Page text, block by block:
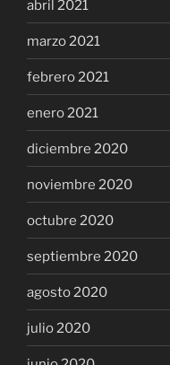
abril 2021
marzo 2021
febrero 2021
enero 2021
diciembre 2020
noviembre 2020
octubre 2020
septiembre 2020
agosto 2020
julio 2020